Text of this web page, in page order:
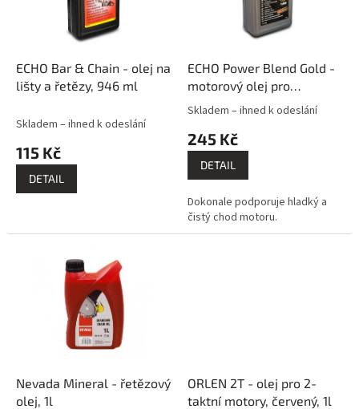
ECHO Bar & Chain - olej na
lišty a řetězy, 946 ml
Skladem – ihned k odeslání
115 Kč
DETAIL
ECHO Power Blend Gold -
motorový olej pro
dvoudobé motory, 1l
Průměrné
produktu
5
hvězdiček.
Skladem – ihned k odeslání
245 Kč
DETAIL
Dokonale podporuje hladký a
čistý chod motoru.
Nevada Mineral - řetězový
olej, 1l
ORLEN 2T - olej pro 2-
taktní motory, červený, 1l